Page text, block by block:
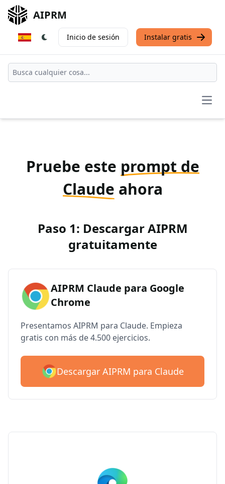
AIPRM
Inicio de sesión Instalar gratis
Pruebe este prompt de
Claude ahora
Paso 1: Descargar AIPRM
gratuitamente
AIPRM Claude para Google
Chrome
Presentamos AIPRM para Claude. Empieza
gratis con más de 4.500 ejercicios.
Descargar AIPRM para Claude